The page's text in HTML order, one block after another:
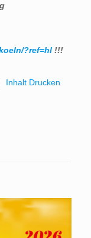
?ref=hl!!!
Inhalt Drucken